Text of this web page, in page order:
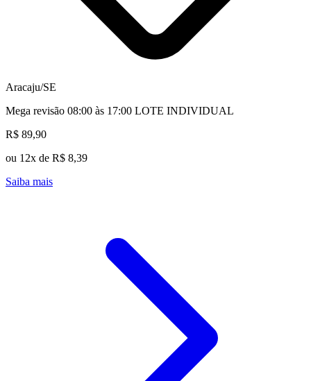
Aracaju/SE
Mega revisão 08:00 às 17:00 LOTE INDIVIDUAL
R$ 89,90
ou 12x de R$ 8,39
Saiba mais